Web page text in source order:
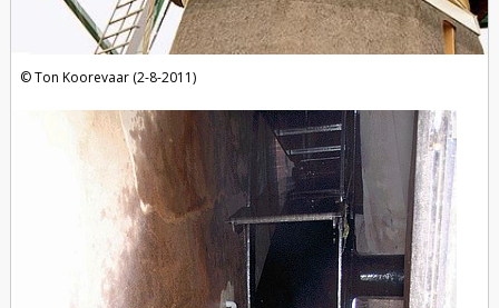
Ton Koorevaar (2-8-2011)